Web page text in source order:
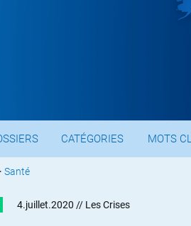
CATÉGORIES MOTS
Santé
4.juillet.2020 // Les Crises